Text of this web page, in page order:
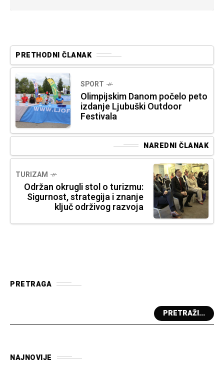
PRETHODNI ČLANAK
SPORT
Olimpijskim Danom počelo peto
izdanje Ljubuški Outdoor
Festivala
NAREDNI ČLANAK
TURIZAM
Održan okrugli stol o turizmu:
Sigurnost, strategija i znanje
ključ održivog razvoja
PRETRAGA
PRETRAŽI...
NAJNOVIJE